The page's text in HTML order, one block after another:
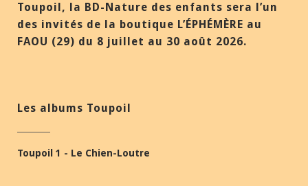
Toupoil, la BD-Nature des enfants sera l’un
des invités de la boutique L’ÉPHÉMÈRE au
FAOU (29) du 8 juillet au 30 août 2026.
Les albums Toupoil
Toupoil 1 - Le Chien-Loutre